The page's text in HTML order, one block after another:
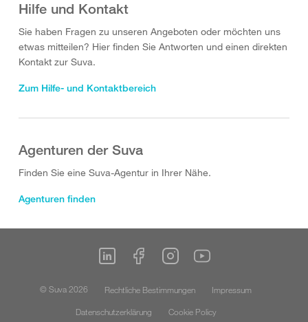
Hilfe und Kontakt
Sie haben Fragen zu unseren Angeboten oder möchten uns
etwas mitteilen? Hier finden Sie Antworten und einen direkten
Kontakt zur Suva.
Zum Hilfe- und Kontaktbereich
Agenturen der Suva
Finden Sie eine Suva-Agentur in Ihrer Nähe.
Agenturen finden
© Suva 2026 Rechtliche Bestimmungen
Impressum
Datenschutzerklärung
Cookie Policy